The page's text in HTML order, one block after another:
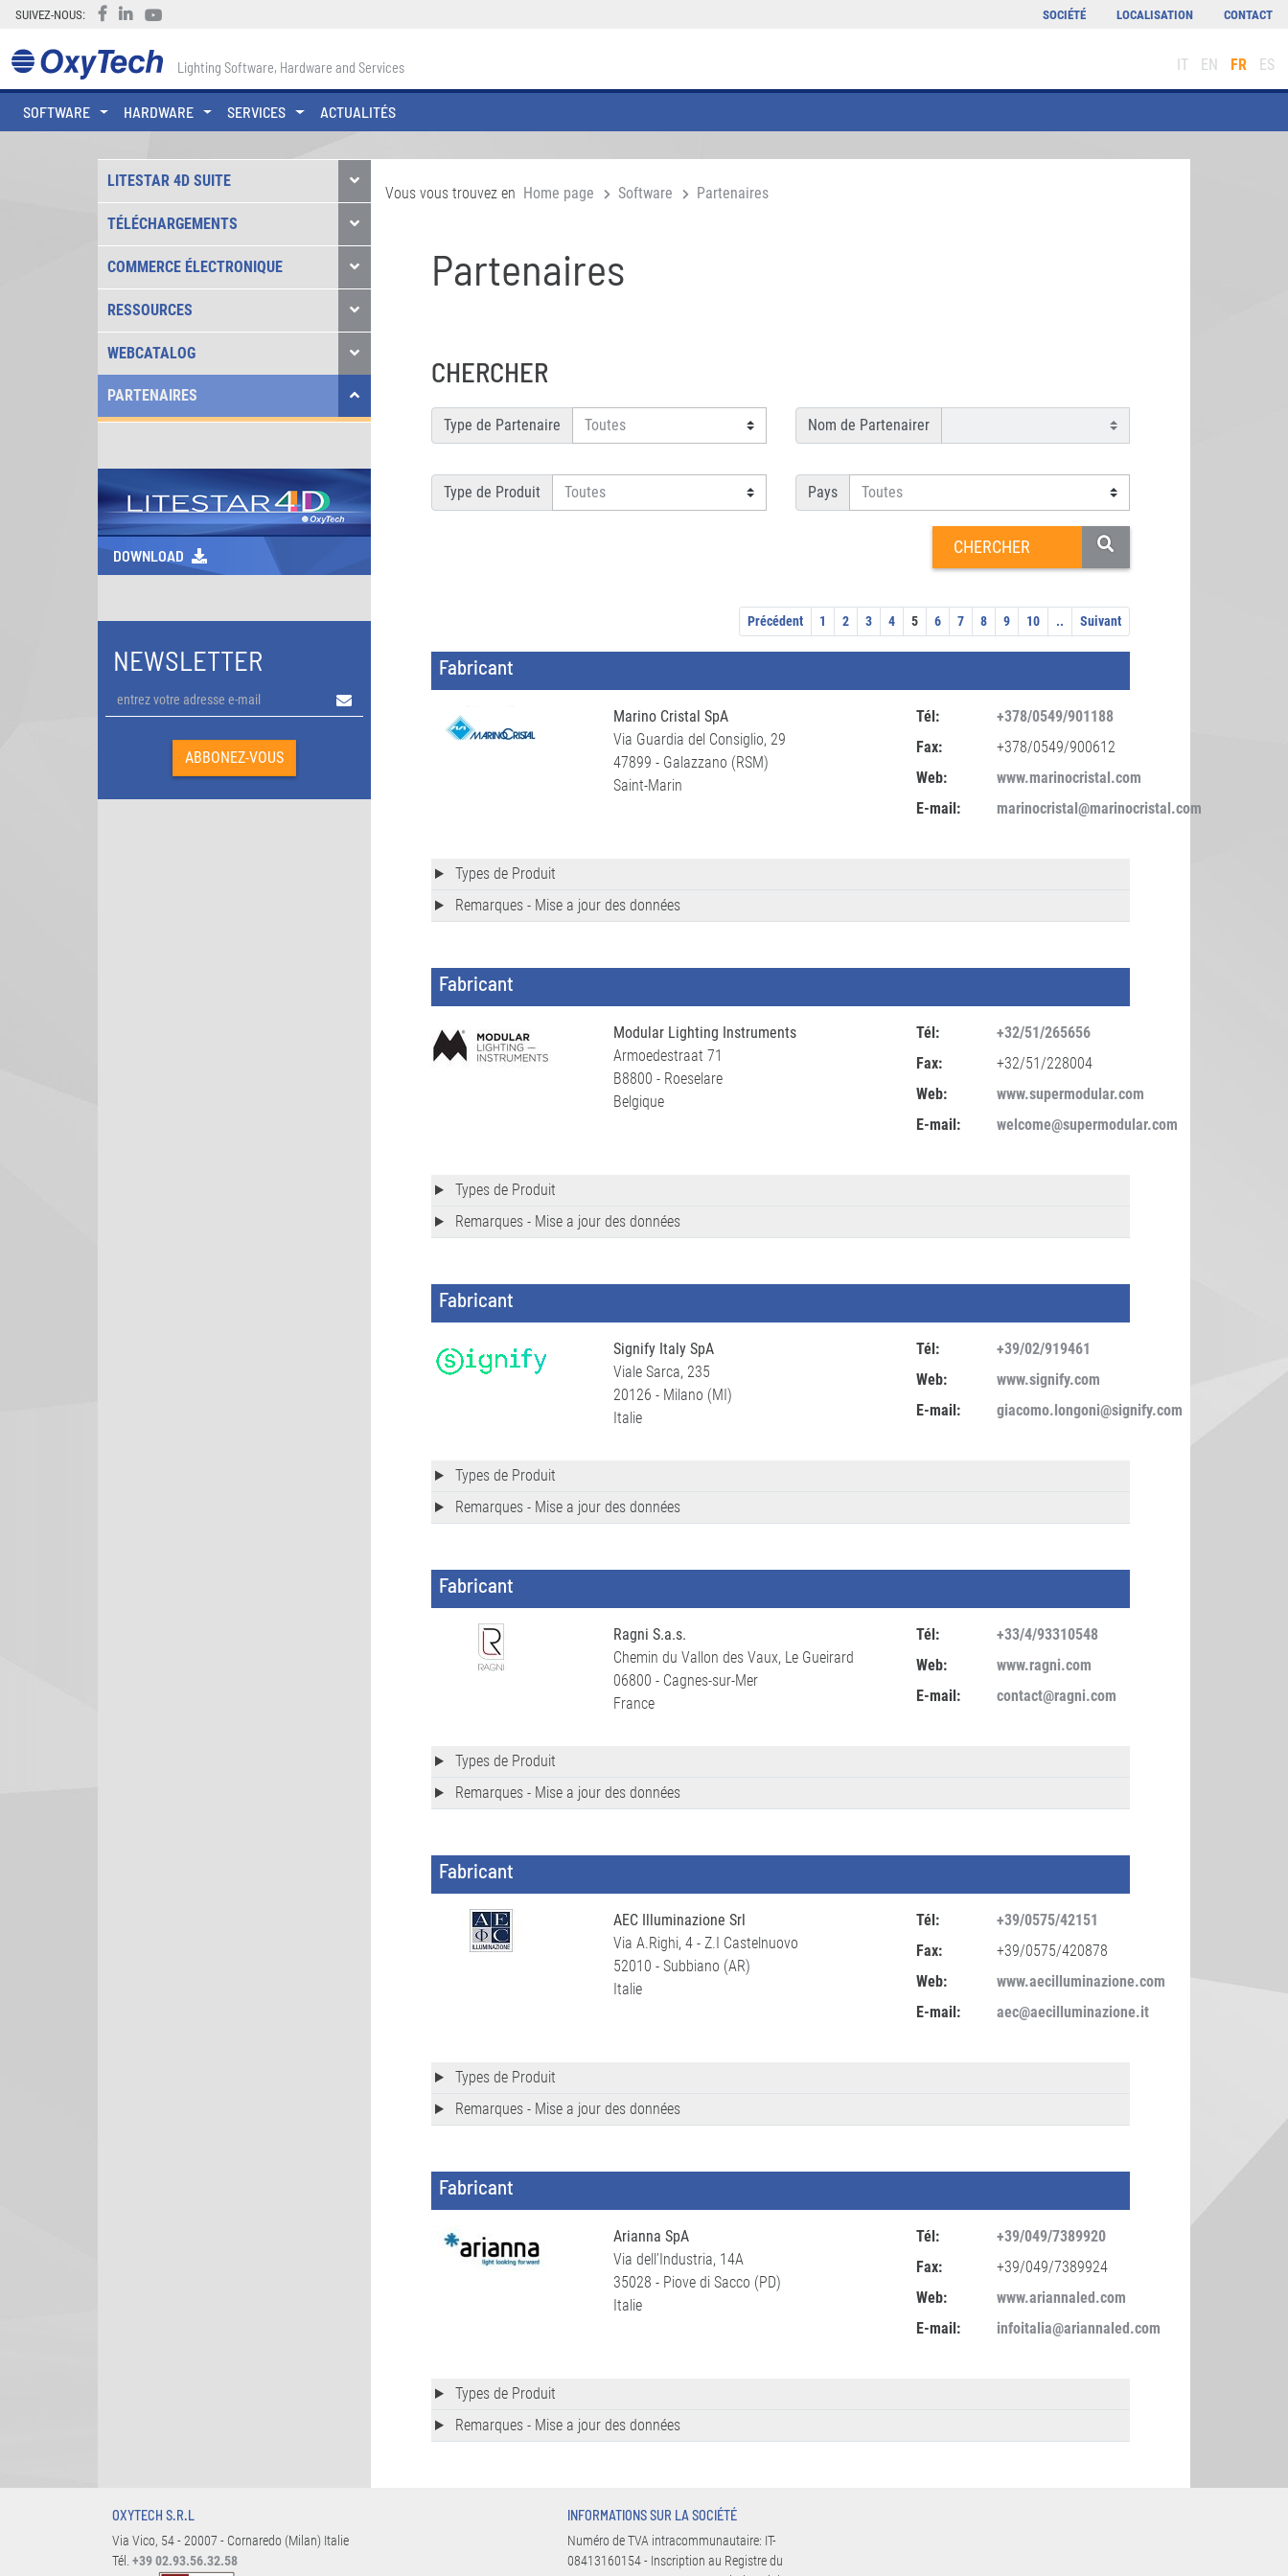
SUIVEZ-NOUS:
IT EN FR ES
Lighting Software, Hardware and Services
SOFTWARE HARDWARE SERVICES ACTUALITÉS
SOCIÉTÉ LOCALISATION CONTACT
Vous vous trouvez en Home page Software Partenaires
Partenaires
CHERCHER
Type de Partenaire Nom de Partenairer
Type de Produit Pays
Précédent 1 2 3 4 5 6 7 8 9 10 .. Suivant
Fabricant
Marino Cristal SpA
Via Guardia del Consiglio, 29
47899 - Galazzano (RSM)
Saint-Marin
Tél:
+378/0549/901188
Fax:
+378/0549/900612
Web:
www.marinocristal.com
E-mail:
marinocristal@marinocristal.com
Types de Produit
Remarques - Mise a jour des données
Fabricant
Modular Lighting Instruments
Armoedestraat 71
B8800 - Roeselare
Belgique
Tél:
+32/51/265656
Fax:
+32/51/228004
Web:
www.supermodular.com
E-mail:
welcome@supermodular.com
Types de Produit
Remarques - Mise a jour des données
Fabricant
Signify Italy SpA
Viale Sarca, 235
20126 - Milano (MI)
Italie
Tél:
+39/02/919461
Web:
www.signify.com
E-mail:
giacomo.longoni@signify.com
Types de Produit
Remarques - Mise a jour des données
Fabricant
Ragni S.a.s.
Chemin du Vallon des Vaux, Le Gueirard
06800 - Cagnes-sur-Mer
France
Tél:
+33/4/93310548
Web:
www.ragni.com
E-mail:
contact@ragni.com
Types de Produit
Remarques - Mise a jour des données
Fabricant
AEC Illuminazione Srl
Via A.Righi, 4 - Z.I Castelnuovo
52010 - Subbiano (AR)
Italie
Tél:
+39/0575/42151
Fax:
+39/0575/420878
Web:
www.aecilluminazione.com
E-mail:
aec@aecilluminazione.it
Types de Produit
Remarques - Mise a jour des données
Fabricant
Arianna SpA
Via dell’Industria, 14A
35028 - Piove di Sacco (PD)
Italie
Tél:
+39/049/7389920
Fax:
+39/049/7389924
Web:
www.ariannaled.com
E-mail:
infoitalia@ariannaled.com
Types de Produit
Remarques - Mise a jour des données
LITESTAR 4D SUITE
TÉLÉCHARGEMENTS
COMMERCE ÉLECTRONIQUE
RESSOURCES
WEBCATALOG
PARTENAIRES
DOWNLOAD
NEWSLETTER
OXYTECH S.R.L
Via Vico, 54 - 20007 - Cornaredo (Milan) Italie
Tél. +39 02.93.56.32.58
INFORMATIONS SUR LA SOCIÉTÉ
Numéro de TVA intracommunautaire: IT-
08413160154 - Inscription au Registre du